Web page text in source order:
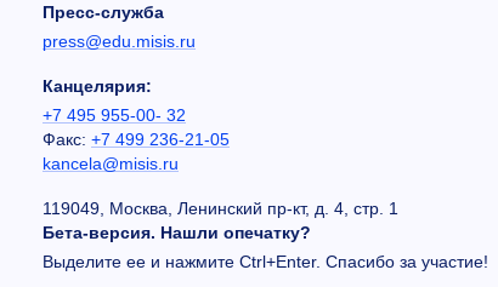
Пресс-служба
press@edu.misis.ru
Канцелярия:
+7 495 955-00- 32
Факс: +7 499 236-21-05
kancela@misis.ru
119049, Москва, Ленинский пр-кт, д. 4, стр. 1
Бета-версия. Нашли опечатку?
Выделите ее и нажмите Ctrl+Enter. Спасибо за участие!